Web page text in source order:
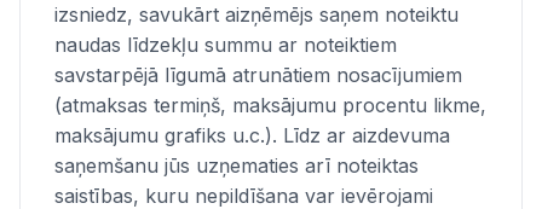
izsniedz, savukārt aizņēmējs saņem noteiktu
naudas līdzekļu summu ar noteiktiem
savstarpējā līgumā atrunātiem nosacījumiem
(atmaksas termiņš, maksājumu procentu likme,
maksājumu grafiks u.c.). Līdz ar aizdevuma
saņemšanu jūs uzņematies arī noteiktas
saistības, kuru nepildīšana var ievērojami